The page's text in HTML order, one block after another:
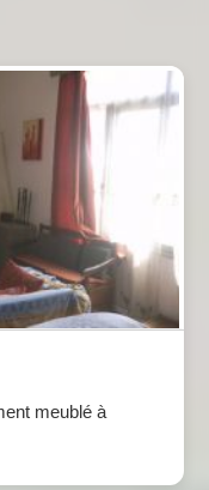
meublé à